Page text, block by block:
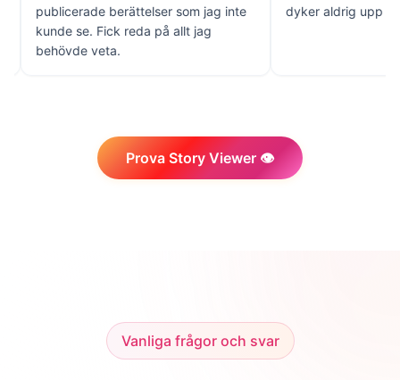
som jag inte
reda på allt jag
dyker aldrig upp i deras tittarlista.
Prova Story Viewer 👁️
Vanliga frågor och svar